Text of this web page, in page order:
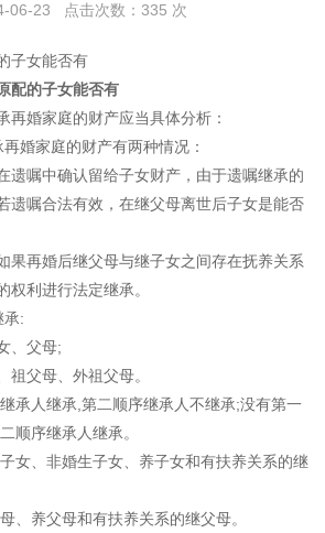
06-23 点击次数：335 次
子女能否有
配的子女能否有
再婚家庭的财产应当具体分析：
婚家庭的财产有两种情况：
遗嘱中确认留给子女财产，由于遗嘱继承的
遗嘱合法有效，在继父母离世后子女是能否
果再婚后继父母与继子女之间存在抚养关系
权利进行法定继承。
承:
、父母;
祖父母、外祖父母。
承人继承,第二顺序继承人不继承;没有第一
顺序继承人继承。
女、非婚生子女、养子女和有扶养关系的继
、养父母和有扶养关系的继父母。